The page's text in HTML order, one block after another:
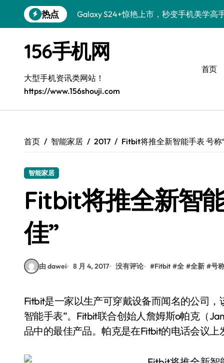
到
热点
Galaxy S24+惊艳上市，秒变手机美学高
Galaxy A56 5G登场，时尚旗舰新选择！
三星S26个性美颜全攻略，一键解锁酷炫
S25美化秘籍：个性潮玩，炫酷加倍！
Galaxy C55 5G焕新秘籍：潮流定制，玩
Galaxy Z Flip6：折叠时尚，一瞬惊艳
S25 Ultra颜值炸裂！定制主题潮翻天
156手机网
大型手机资讯类网站！
https://www.156shouji.com
首页
首页 智能家居 2017 Fitbit将推全新智能手表 号称
智能家居
Fitbit将推全新智
佳”
由 dawei 8 月 4, 2017 没有评论 #Fitbit #全 #全新 #号
Fitbit是一家以生产可穿戴设备而闻名的公司，该公司计划在今年年底发布“全球最佳健康和健身
智能手表”。Fitbit联合创始人詹姆斯o帕克（
品中的最佳产品。帕克是在Fitbit的电话会议上